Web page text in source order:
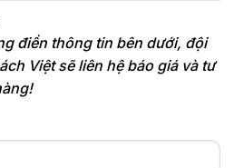
điền thông tin bên dưới, đội
Việt sẽ liên hệ báo giá và tư